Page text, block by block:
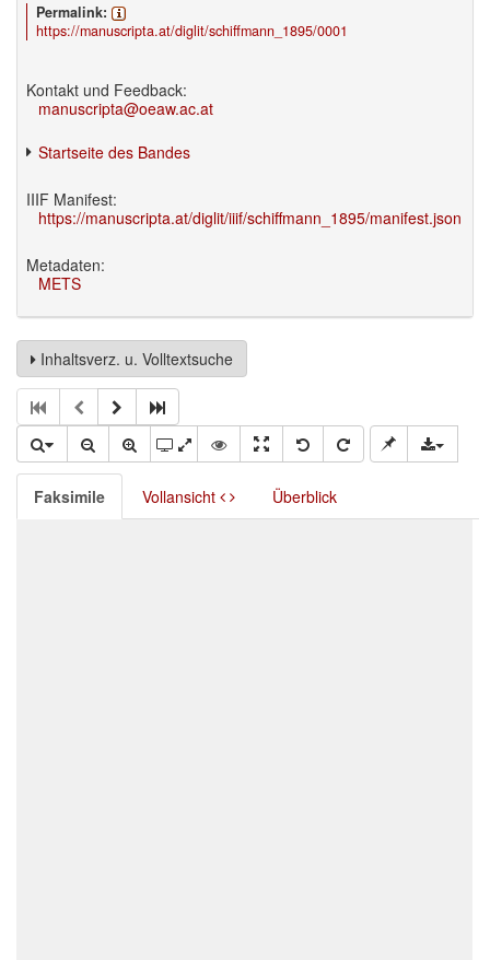
Permalink:
https://manuscripta.at/diglit/schiffmann_1895/0001
Kontakt und Feedback:
manuscripta@oeaw.ac.at
Startseite des Bandes
IIIF Manifest:
https://manuscripta.at/diglit/iiif/schiffmann_1895/manifest.json
Metadaten:
METS
Inhaltsverz. u. Volltextsuche
Faksimile Vollansicht Überblick